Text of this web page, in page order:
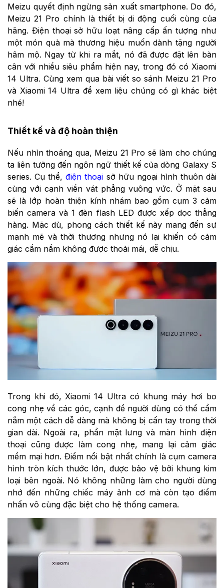
Meizu quyết định ngừng sản xuất smartphone. Do đó,
Meizu 21 Pro chính là thiết bị di động cuối cùng của
hãng. Điện thoại sở hữu loạt nâng cấp ấn tượng như
một món quà mà thương hiệu muốn dành tặng người
hâm mộ. Ngay từ khi ra mắt, nó đã được đặt lên bàn
cân với nhiều siêu phẩm hiện nay, trong đó có Xiaomi
14 Ultra. Cùng xem qua bài viết so sánh Meizu 21 Pro
và Xiaomi 14 Ultra để xem liệu chúng có gì khác biệt
nhé!
Thiết kế và độ hoàn thiện
Nếu nhìn thoáng qua, Meizu 21 Pro sẽ làm cho chúng
ta liên tưởng đến ngôn ngữ thiết kế của dòng Galaxy S
series. Cụ thể,điện thoại sở hữu ngoại hình thuôn dài
cùng với cạnh viền vát phẳng vuông vức. Ở mặt sau
sẽ là lớp hoàn thiện kính nhám bao gồm cụm 3 cảm
biến camera và 1 đèn flash LED được xếp dọc thẳng
hàng. Mặc dù, phong cách thiết kế này mang đến sự
mạnh mẽ và thời thương nhưng nó lại khiến có cảm
giác cầm nắm không được thoải mái, dễ chịu.
Trong khi đó, Xiaomi 14 Ultra có khung máy hơi bo
cong nhẹ về các góc, cạnh để người dùng có thể cầm
nắm một cách dễ dàng mà không bị cấn tay trong thời
gian dài. Ngoài ra, phần mặt lưng và màn hình điện
thoại cũng được làm cong nhẹ, mang lại cảm giác
mềm mại hơn. Điểm nổi bật nhất chính là cụm camera
hình tròn kích thước lớn, được bảo vệ bởi khung kim
loại bên ngoài. Nó không những làm cho người dùng
nhớ đến những chiếc máy ảnh cơ mà còn tạo điểm
nhấn vô cùng đặc biệt cho hệ thống camera.